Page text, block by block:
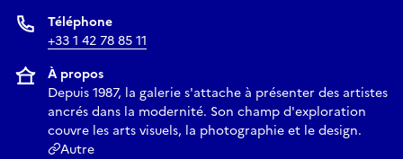
Téléphone
+33 1 42 78 85 11
À propos
Depuis 1987, la galerie s'attache à présenter des artistes
ancrés dans la modernité. Son champ d'exploration
couvre les arts visuels, la photographie et le design.
Autre